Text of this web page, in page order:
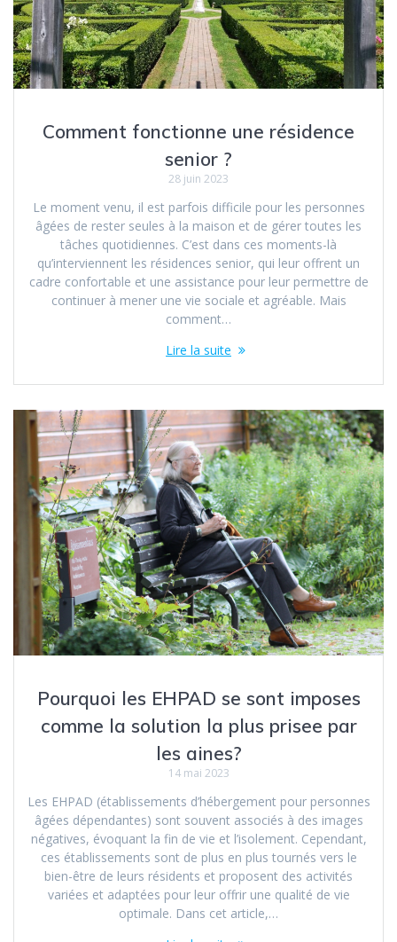
Comment fonctionne une résidence
senior ?
28 juin 2023
Le moment venu, il est parfois difficile pour les personnes
âgées de rester seules à la maison et de gérer toutes les
tâches quotidiennes. C’est dans ces moments-là
qu’interviennent les résidences senior, qui leur offrent un
cadre confortable et une assistance pour leur permettre de
continuer à mener une vie sociale et agréable. Mais
comment…
Lire la suite
Pourquoi les EHPAD se sont imposes
comme la solution la plus prisee par
les aines?
14 mai 2023
Les EHPAD (établissements d’hébergement pour personnes
âgées dépendantes) sont souvent associés à des images
négatives, évoquant la fin de vie et l’isolement. Cependant,
ces établissements sont de plus en plus tournés vers le
bien-être de leurs résidents et proposent des activités
variées et adaptées pour leur offrir une qualité de vie
optimale. Dans cet article,…